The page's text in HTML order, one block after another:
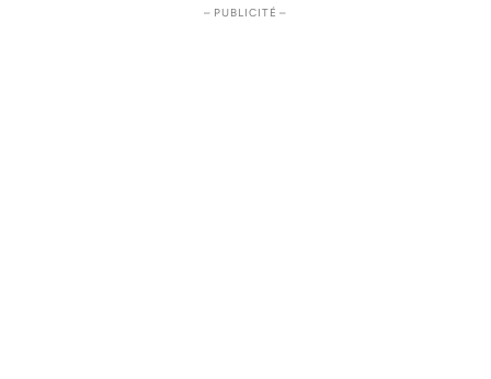
– PUBLICITÉ –